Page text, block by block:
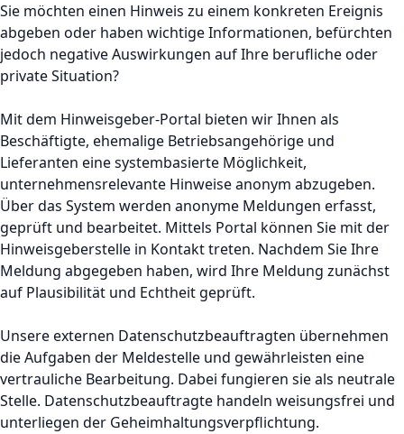
Sie möchten einen Hinweis zu einem konkreten Ereignis
abgeben oder haben wichtige Informationen, befürchten
jedoch negative Auswirkungen auf Ihre berufliche oder
private Situation?
Mit dem Hinweisgeber-Portal bieten wir Ihnen als
Beschäftigte, ehemalige Betriebsangehörige und
Lieferanten eine systembasierte Möglichkeit,
unternehmensrelevante Hinweise anonym abzugeben.
Über das System werden anonyme Meldungen erfasst,
geprüft und bearbeitet. Mittels Portal können Sie mit der
Hinweisgeberstelle in Kontakt treten. Nachdem Sie Ihre
Meldung abgegeben haben, wird Ihre Meldung zunächst
auf Plausibilität und Echtheit geprüft.
Unsere externen Datenschutzbeauftragten übernehmen
die Aufgaben der Meldestelle und gewährleisten eine
vertrauliche Bearbeitung. Dabei fungieren sie als neutrale
Stelle. Datenschutzbeauftragte handeln weisungsfrei und
unterliegen der Geheimhaltungsverpflichtung.